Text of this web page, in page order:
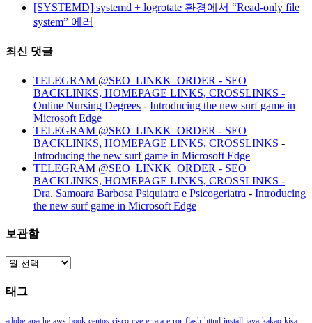
[SYSTEMD] systemd + logrotate 환경에서 “Read-only file
system” 에러
최신 댓글
TELEGRAM @SEO_LINKK_ORDER - SEO
BACKLINKS, HOMEPAGE LINKS, CROSSLINKS -
Online Nursing Degrees - Introducing the new surf game in
Microsoft Edge
TELEGRAM @SEO_LINKK_ORDER - SEO
BACKLINKS, HOMEPAGE LINKS, CROSSLINKS -
Introducing the new surf game in Microsoft Edge
TELEGRAM @SEO_LINKK_ORDER - SEO
BACKLINKS, HOMEPAGE LINKS, CROSSLINKS -
Dra. Samoara Barbosa Psiquiatra e Psicogeriatra - Introducing
the new surf game in Microsoft Edge
보관함
보
함
태그
adobe apache aws book centos cisco cve errata error flash httpd install java kakao kisa